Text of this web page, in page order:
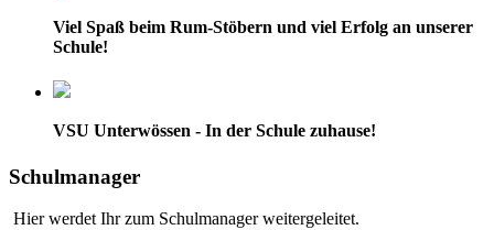
Viel Spaß beim Rum-Stöbern und viel Erfolg an unserer
Schule!
VSU Unterwössen - In der Schule zuhause!
Schulmanager
Hier werdet Ihr zum Schulmanager weitergeleitet.